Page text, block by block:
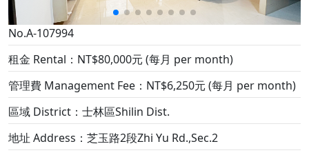
No.A-107994
租金 Rental：NT$80,000元 (每月 per month)
管理費 Management Fee：NT$6,250元 (每月 per month)
區域 District：士林區Shilin Dist.
地址 Address：芝玉路2段Zhi Yu Rd.,Sec.2